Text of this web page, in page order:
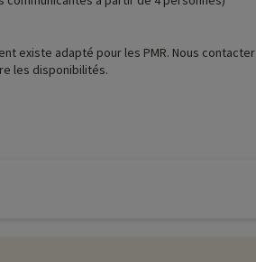
existe adapté pour les PMR. Nous contacter
les disponibilités.